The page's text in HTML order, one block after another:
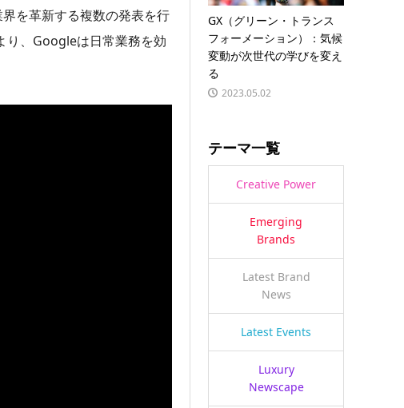
を革新する複数の発表を行
り、Googleは日常業務を効
GX（グリーン・トランス
フォーメーション）：気候
変動が次世代の学びを変え
る
2023.05.02
テーマ一覧
Creative Power
Emerging
Brands
Latest Brand
News
Latest Events
Luxury
Newscape